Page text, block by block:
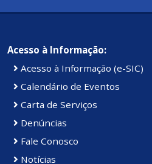
Acesso à Informação:
Acesso à Informação (e-SIC)
Calendário de Eventos
Carta de Serviços
Denúncias
Fale Conosco
Notícias